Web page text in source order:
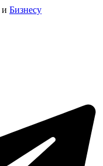
и Бизнесу